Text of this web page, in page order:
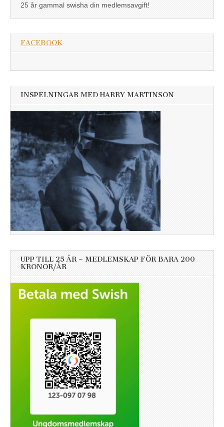
25 år gammal swisha din medlemsavgift!
FACEBOOK
INSPELNINGAR MED HARRY MARTINSON
UPP TILL 25 ÅR – MEDLEMSKAP FÖR BARA 200
KRONOR/ÅR